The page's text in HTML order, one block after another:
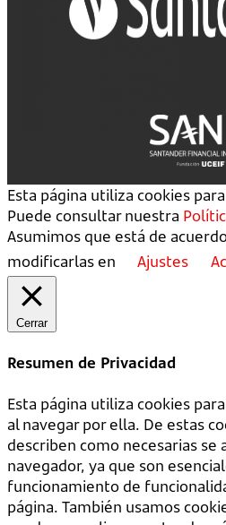
Esta página utiliza cookies
Puede consultar nuestra
Asumimos que está de
modificarlas en
Ajustes
Cerrar
Resumen de Privacidad
Esta página utiliza cookies
al navegar por ella. De estas
describen como necesarias se
navegador, ya que son
funcionamiento de
página. También usamos